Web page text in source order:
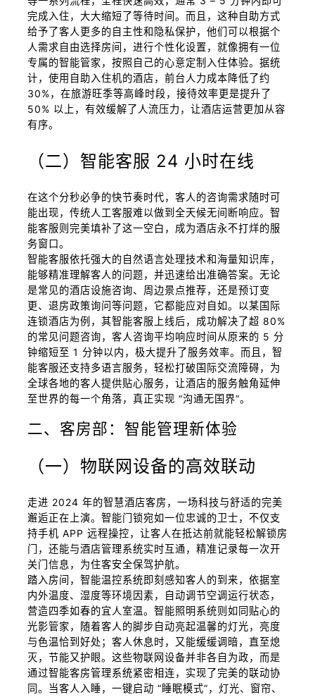
完成入住，大大缩短了等待时间。而且，这种自助方式
给予了客人更多的自主性和隐私保护，他们可以根据个
人需求自由选择房间，进行个性化设置，就像拥有一位
专属的智能管家，按照自己的心意定制入住体验。据统
计，使用自助入住机的酒店，前台人力成本降低了约
30%，在旅游旺季等高峰时段，接待效率更是提升了
50% 以上，有效缓解了人流压力，让酒店运营更加从容
有序。
（二）智能客服 24 小时在线
在这个分秒必争的快节奏时代，客人的咨询需求随时可
能出现，传统人工客服难以做到全天候无间断响应。智
能客服则完美填补了这一空白，成为酒店永不打烊的服
务窗口。
智能客服依托强大的自然语言处理技术和海量知识库，
能够精准理解客人的问题，并迅速给出准确答案。无论
是常见的酒店设施咨询、周边景点推荐，还是预订变
更、退房政策询问等问题，它都能应对自如。以某国际
连锁酒店为例，其智能客服上线后，成功解决了超 80%
的常见问题咨询，客人咨询平均响应时间从原来的 5 分
钟缩短至 1 分钟以内，极大提升了服务效率。而且，智
能客服还支持多语言服务，轻松打破国际交流障碍，为
全球各地的客人提供贴心服务，让酒店的服务触角延伸
至世界的每一个角落，真正实现 “沟通无国界”。
二、客房部：智能管理新体验
（一）物联网设备的高效联动
走进 2024 年的智慧酒店客房，一场科技与舒适的完美
邂逅正在上演。智能门锁宛如一位忠诚的卫士，不仅支
持手机 APP 远程操控，让客人在抵达前就能轻松解锁房
门，还能与酒店管理系统实时互通，精准记录每一次开
关门信息，为住客安全保驾护航。
踏入房间，智能温控系统即刻感知客人的到来，依据室
内外温度、湿度等环境因素，自动调节空调运行状态，
营造四季如春的宜人室温。智能照明系统则如同贴心的
光影管家，随着客人的脚步自动亮起温馨的灯光，亮度
与色温恰到好处；客人休息时，又能缓缓调暗，直至熄
灭，节能又护眼。这些物联网设备并非各自为政，而是
通过智能客房管理系统紧密相连，实现了完美的联动协
同。当客人入睡，一键启动 “睡眠模式”，灯光、窗帘、